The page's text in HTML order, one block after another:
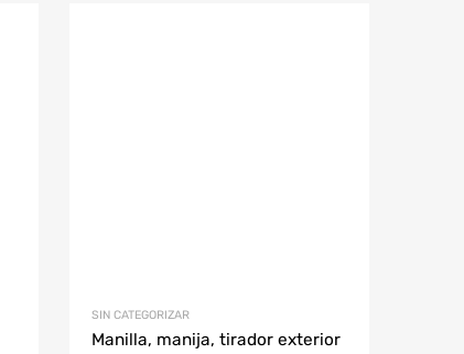
SIN CATEGORIZAR
Manilla, manija, tirador exterior